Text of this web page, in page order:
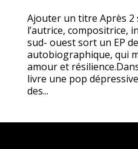
Ajouter un titre Après 2
l’autrice, compositrice,
sud- ouest sort un EP
autobiographique, qui
amour et
livre une pop
des...